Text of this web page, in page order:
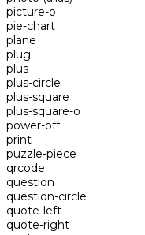
picture-o
pie-chart
plane
plug
plus
plus-circle
plus-square
plus-square-o
power-off
print
puzzle-piece
qrcode
question
question-circle
quote-left
quote-right